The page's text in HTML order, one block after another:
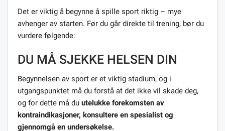
Det er viktig å begynne å spille sport riktig – mye
avhenger av starten. Før du går direkte til trening, bør du
vurdere følgende:
DU MÅ SJEKKE HELSEN DIN
Begynnelsen av sport er et viktig stadium, og i
utgangspunktet må du forstå at det ikke vil skade deg,
og for dette må du utelukke forekomsten av
kontraindikasjoner, konsultere en spesialist og
gjennomgå en undersøkelse.